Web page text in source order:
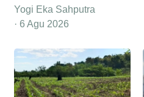
Yogi Eka Sahputra
6 Agu 2026